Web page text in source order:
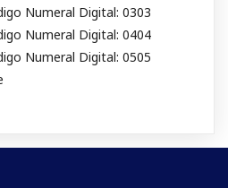
Numeral Digital: 0303
Numeral Digital: 0404
Numeral Digital: 0505